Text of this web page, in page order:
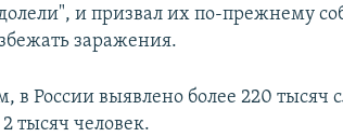
и призвал их по-прежнему
заражения.
России выявлено более 220 тысяч
тысяч человек.